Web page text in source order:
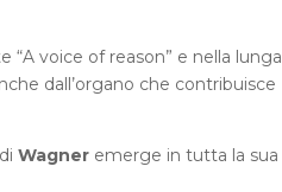
“A voice of reason” e nella lunga
dall’organo che contribuisce
Wagneremerge in tutta la sua